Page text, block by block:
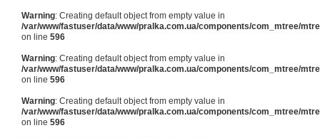
Warning: Creating default object from empty value in
/var/www/fastuser/data/www/pralka.com.ua/components/com_mtree/
on line 596
Warning: Creating default object from empty value in
/var/www/fastuser/data/www/pralka.com.ua/components/com_mtree/
on line 596
Warning: Creating default object from empty value in
/var/www/fastuser/data/www/pralka.com.ua/components/com_mtree/
on line 596